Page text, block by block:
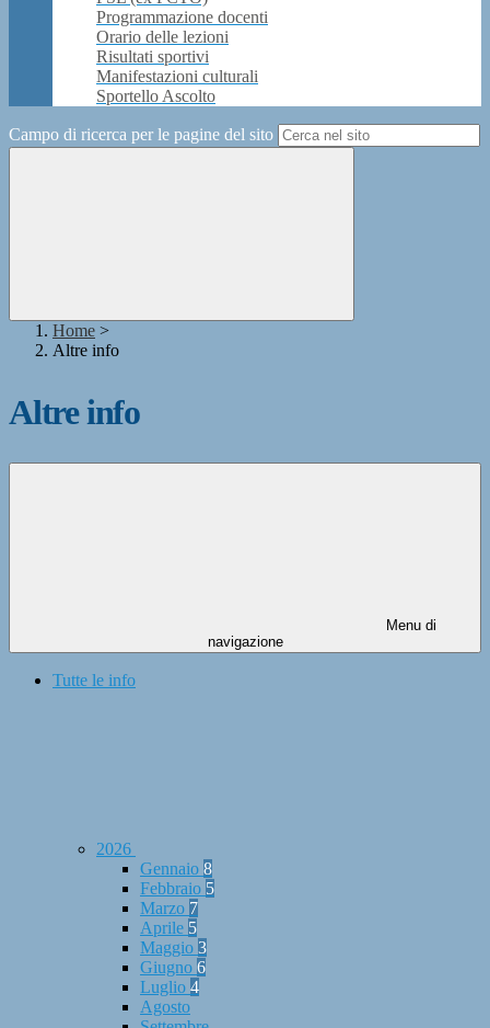
Programmazione docenti
Orario delle lezioni
Risultati sportivi
Manifestazioni culturali
Sportello Ascolto
Campo di ricerca per le pagine del sito
Home >
Altre info
Altre info
Menu di
navigazione
Tutte le info
2026
Gennaio 8
Febbraio 5
Marzo 7
Aprile 5
Maggio 3
Giugno 6
Luglio 4
Agosto